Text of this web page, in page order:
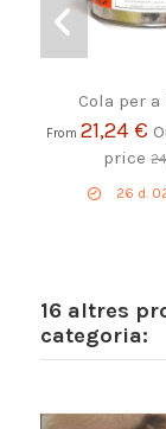
Cola per a
From 21,24 €
price
26 d.
16 altres
categoria: